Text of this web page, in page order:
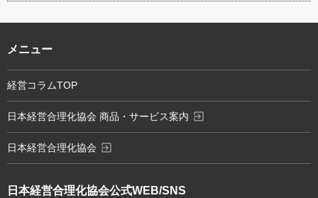
日本経営合理化協会公式WEB/SNS
メニュー
経営コラムTOP
日本経営合理化協会 商品・サービス案内 exit_to_app
日本経営合理化協会 exit_to_app